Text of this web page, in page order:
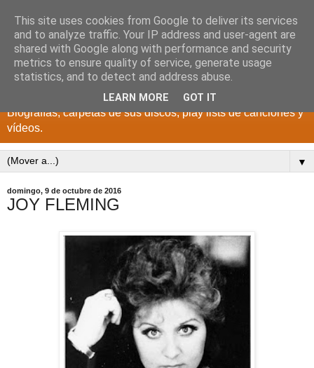
DISCOS PARA EL
RECUERDO
CANTANTES Y GRUPOS DE LOS AÑOS 1950 a 2022.
Biografías, carpetas de sus discos, play lists de canciones y
vídeos.
▼
domingo, 9 de octubre de 2016
JOY FLEMING
This site uses cookies from Google to deliver its services
and to analyze traffic. Your IP address and user-agent are
shared with Google along with performance and security
metrics to ensure quality of service, generate usage
statistics, and to detect and address abuse.
LEARN MORE GOT IT